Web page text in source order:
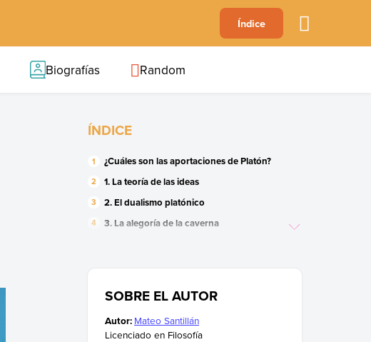
B C F
Índice
Biografías Random
ÍNDICE
¿Cuáles son las aportaciones de Platón?
1. La teoría de las ideas
2. El dualismo platónico
3. La alegoría de la caverna
SOBRE EL AUTOR
Autor: Mateo Santillán
Licenciado en Filosofía